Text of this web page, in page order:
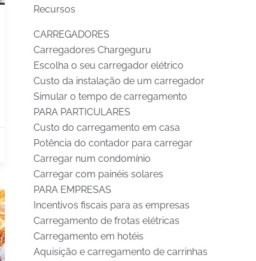
Recursos
CARREGADORES
Carregadores Chargeguru
Escolha o seu carregador elétrico
Custo da instalação de um carregador
Simular o tempo de carregamento
PARA PARTICULARES
Custo do carregamento em casa
Potência do contador para carregar
Carregar num condomínio
Carregar com painéis solares
PARA EMPRESAS
Incentivos fiscais para as empresas
Carregamento de frotas elétricas
Carregamento em hotéis
Aquisição e carregamento de carrinhas